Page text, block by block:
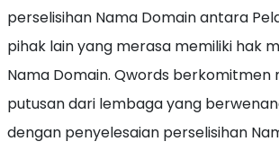
perselisihan Nama Domain antara
pihak lain yang merasa memiliki hak
Nama Domain. Qwords berkomitmen
putusan dari lembaga yang
dengan penyelesaian perselisihan